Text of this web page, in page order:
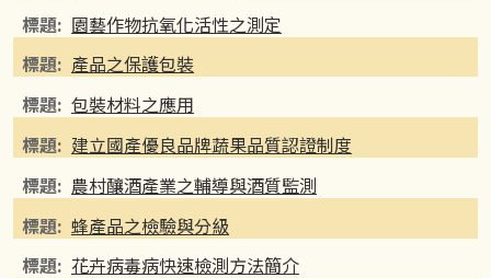
園藝作物抗氧化活性之測定
產品之保護包裝
包裝材料之應用
建立國產優良品牌蔬果品質認證制度
農村釀酒產業之輔導與酒質監測
蜂產品之檢驗與分級
花卉病毒病快速檢測方法簡介